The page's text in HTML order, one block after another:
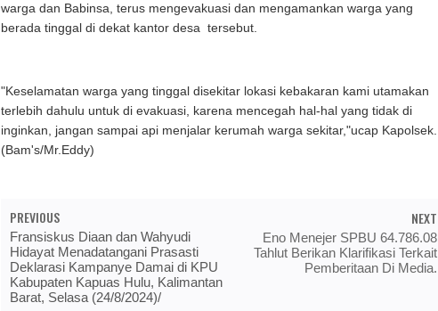
warga dan Babinsa, terus mengevakuasi dan mengamankan warga yang
berada tinggal di dekat kantor desa tersebut.
"Keselamatan warga yang tinggal disekitar lokasi kebakaran kami utamakan
terlebih dahulu untuk di evakuasi, karena mencegah hal-hal yang tidak di
inginkan, jangan sampai api menjalar kerumah warga sekitar,"ucap Kapolsek.
(Bam's/Mr.Eddy)
PREVIOUS
Fransiskus Diaan dan Wahyudi
Hidayat Menadatangani Prasasti
Deklarasi Kampanye Damai di KPU
Kabupaten Kapuas Hulu, Kalimantan
Barat, Selasa (24/8/2024)/
NEXT
Eno Menejer SPBU 64.786.08
Tahlut Berikan Klarifikasi Terkait
Pemberitaan Di Media.